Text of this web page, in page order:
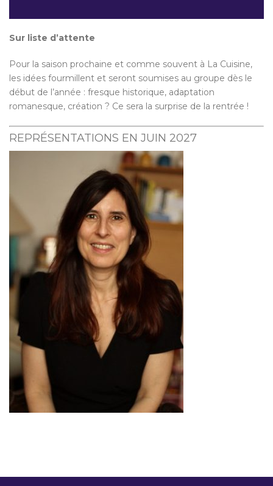
Sur liste d’attente
Pour la saison prochaine et comme souvent à La Cuisine,
les idées fourmillent et seront soumises au groupe dès le
début de l’année : fresque historique, adaptation
romanesque, création ? Ce sera la surprise de la rentrée !
REPRÉSENTATIONS EN JUIN 2027